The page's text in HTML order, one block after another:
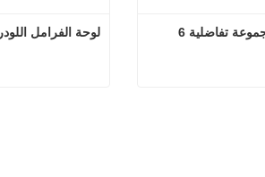
لوحة الفرامل اللودر
قطع غيار المحمل - مجموعة تفاضلية 6